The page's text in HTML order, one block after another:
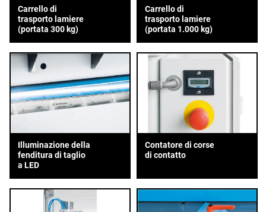
Carrello di
trasporto lamiere
(portata 300 kg)
Carrello di
trasporto lamiere
(portata 1.000 kg)
Illuminazione della
fenditura di taglio
a LED
Contatore di corse
di contatto